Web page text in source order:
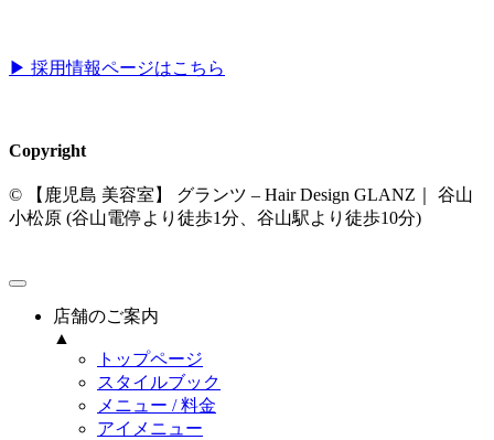
▶︎ 採用情報ページはこちら
Copyright
© 【鹿児島 美容室】 グランツ – Hair Design GLANZ｜ 谷山
小松原 (谷山電停より徒歩1分、谷山駅より徒歩10分)
店舗のご案内
▲
トップページ
スタイルブック
メニュー / 料金
アイメニュー